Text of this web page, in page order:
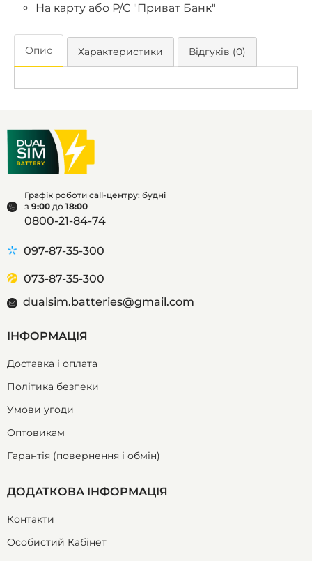
На карту або Р/С "Приват Банк"
Опис Характеристики Відгуків (0)
Графік роботи call-центру: будні
з 9:00 до 18:00
0800-21-84-74
097-87-35-300
073-87-35-300
dualsim.batteries@gmail.com
ІНФОРМАЦІЯ
Доставка і оплата
Політика безпеки
Умови угоди
Оптовикам
Гарантія (повернення і обмін)
ДОДАТКОВА ІНФОРМАЦІЯ
Контакти
Особистий Кабінет